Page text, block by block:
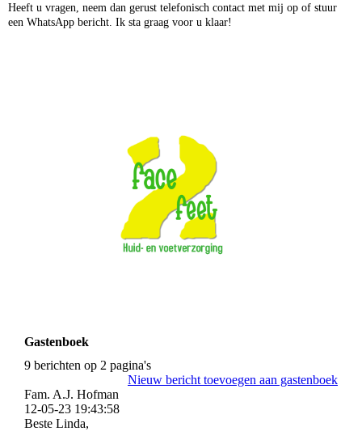
Heeft u vragen, neem dan gerust telefonisch contact met mij op of stuur
een WhatsApp bericht. Ik sta graag voor u klaar!
Gastenboek
9 berichten op 2 pagina's
Nieuw bericht toevoegen aan gastenboek
Fam. A.J. Hofman
12-05-23 19:43:58
Beste Linda,